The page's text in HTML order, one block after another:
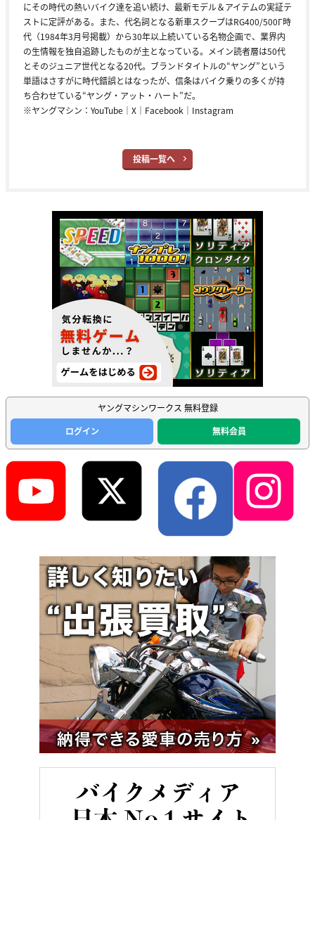
にその時代の熱いバイク達を追い続け、最新モデル＆アイテムの実証テ
ストに定評がある。また、代名詞となる新車スクープはRG400/500Γ時
代（1984年3月号掲載）から30年以上続いている名物企画で、業界内
の生情報を独自追跡したものが主となっている。メイン読者層は50代
とそのジュニア世代となる20代。ブランドタイトルの“ヤング”という
単語はさすがに時代錯誤とはなったが、信条はバイク乗りの多くが持
ち合わせている“ヤング・アット・ハート”だ。
※ヤングマシン： YouTube ｜ X ｜ Facebook ｜ Instagram
投稿一覧へ
ヤングマシンワークス 無料登録
ログイン
無料会員